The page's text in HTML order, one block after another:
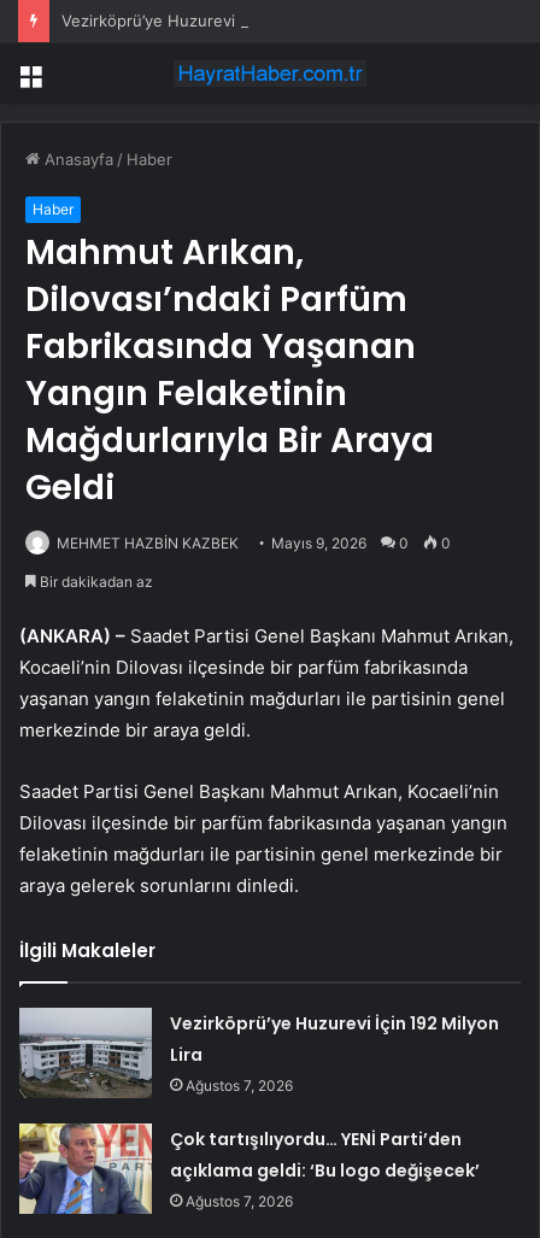
Vezirköprü’ye Huzurevi İçin 192 Milyon Lira
Menü
Anasayfa / Haber
Haber
Mahmut Arıkan,
Dilovası’ndaki Parfüm
Fabrikasında Yaşanan
Yangın Felaketinin
Mağdurlarıyla Bir Araya
Geldi
MEHMET HAZBİN KAZBEK Mayıs 9, 2026 0 0
Bir dakikadan az
(ANKARA) – Saadet Partisi Genel Başkanı Mahmut Arıkan,
Kocaeli’nin Dilovası ilçesinde bir parfüm fabrikasında
yaşanan yangın felaketinin mağdurları ile partisinin genel
merkezinde bir araya geldi.
Saadet Partisi Genel Başkanı Mahmut Arıkan, Kocaeli’nin
Dilovası ilçesinde bir parfüm fabrikasında yaşanan yangın
felaketinin mağdurları ile partisinin genel merkezinde bir
araya gelerek sorunlarını dinledi.
İlgili Makaleler
Vezirköprü’ye Huzurevi İçin 192 Milyon
Lira
Ağustos 7, 2026
Çok tartışılıyordu… YENİ Parti’den
açıklama geldi: ‘Bu logo değişecek’
Ağustos 7, 2026